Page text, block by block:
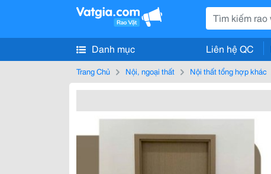
Danh mục Liên hệ QC
Trang Chủ Nội, ngoại thất Nội thất tổng hợp khác